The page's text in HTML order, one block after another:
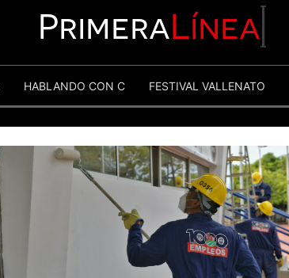
PrimeraLínea
HABLANDO CON C FESTIVAL VALLENATO